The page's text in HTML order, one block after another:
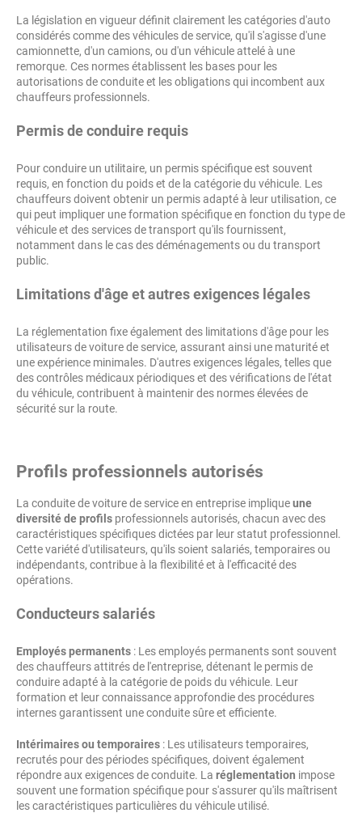
La législation en vigueur définit clairement les catégories d'auto
considérés comme des véhicules de service, qu'il s'agisse d'une
camionnette, d'un camions, ou d'un véhicule attelé à une
remorque. Ces normes établissent les bases pour les
autorisations de conduite et les obligations qui incombent aux
chauffeurs professionnels.
Permis de conduire requis
Pour conduire un utilitaire, un permis spécifique est souvent
requis, en fonction du poids et de la catégorie du véhicule. Les
chauffeurs doivent obtenir un permis adapté à leur utilisation, ce
qui peut impliquer une formation spécifique en fonction du type de
véhicule et des services de transport qu'ils fournissent,
notamment dans le cas des déménagements ou du transport
public.
Limitations d'âge et autres exigences légales
La réglementation fixe également des limitations d'âge pour les
utilisateurs de voiture de service, assurant ainsi une maturité et
une expérience minimales. D'autres exigences légales, telles que
des contrôles médicaux périodiques et des vérifications de l'état
du véhicule, contribuent à maintenir des normes élevées de
sécurité sur la route.
Profils professionnels autorisés
La conduite de voiture de service en entreprise impliqueune
diversité de profils professionnels autorisés, chacun avec des
caractéristiques spécifiques dictées par leur statut professionnel.
Cette variété d'utilisateurs, qu'ils soient salariés, temporaires ou
indépendants, contribue à la flexibilité et à l'efficacité des
opérations.
Conducteurs salariés
Employés permanents : Les employés permanents sont souvent
des chauffeurs attitrés de l'entreprise, détenant le permis de
conduire adapté à la catégorie de poids du véhicule. Leur
formation et leur connaissance approfondie des procédures
internes garantissent une conduite sûre et efficiente.
Intérimaires ou temporaires : Les utilisateurs temporaires,
recrutés pour des périodes spécifiques, doivent également
répondre aux exigences de conduite. La réglementation impose
souvent une formation spécifique pour s'assurer qu'ils maîtrisent
les caractéristiques particulières du véhicule utilisé.